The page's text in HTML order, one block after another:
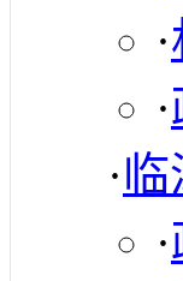
·
·
·临
·